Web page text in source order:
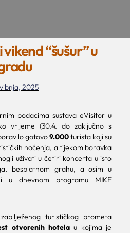
“šušur” u
2025
podacima sustava eVisitor u
vrijeme (30.4. do zaključno s
gotovo9.000turista koji su
noćenja, a tijekom boravka
uživati u četiri koncerta u isto
besplatnom grahu, a osim u
u dnevnom programu MIKE
turističkog prometa
otvorenih hotelau kojima je